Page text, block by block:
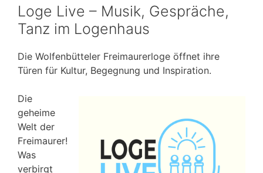
Loge Live – Musik, Gespräche,
Tanz im Logenhaus
Die Wolfenbütteler Freimaurerloge öffnet ihre
Türen für Kultur, Begegnung und Inspiration.
Die
geheime
Welt der
Freimaurer!
Was
verbirgt